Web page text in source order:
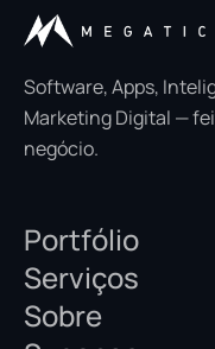
Software, Apps,
Marketing Digital —
negócio.
Portfólio
Serviços
Sobre